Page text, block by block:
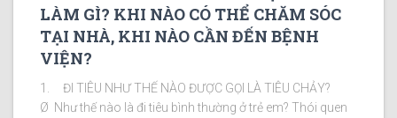
LÀM GÌ? KHI NÀO CÓ THỂ CHĂM SÓC
TẠI NHÀ, KHI NÀO CẦN ĐẾN BỆNH
VIỆN?
1. ĐI TIÊU NHƯ THẾ NÀO ĐƯỢC GỌI LÀ TIÊU CHẢY?
Ø Như thế nào là đi tiêu bình thường ở trẻ em? Thói quen